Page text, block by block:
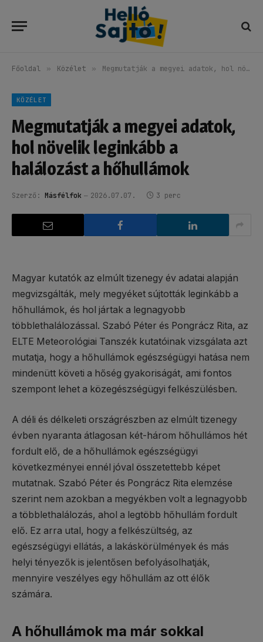
Főoldal » Közélet » Megmutatják a megyei adatok, hol növelik leginkább a halálozást a hőhullámok
KÖZÉLET
Megmutatják a megyei adatok,
hol növelik leginkább a
halálozást a hőhullámok
Szerző: Másfélfok 2026.07.07. 3 perc
Magyar kutatók az elmúlt tizenegy év adatai alapján
megvizsgálták, mely megyéket sújtották leginkább a
hőhullámok, és hol jártak a legnagyobb
többlethalálozással. Szabó Péter és Pongrácz Rita, az
ELTE Meteorológiai Tanszék kutatóinak vizsgálata azt
mutatja, hogy a hőhullámok egészségügyi hatása nem
mindenütt követi a hőség gyakoriságát, ami fontos
szempont lehet a közegészségügyi felkészülésben.
A déli és délkeleti országrészben az elmúlt tizenegy
évben nyaranta átlagosan két-három hőhullámos hét
fordult elő, de a hőhullámok egészségügyi
következményei ennél jóval összetettebb képet
mutatnak. Szabó Péter és Pongrácz Rita elemzése
szerint nem azokban a megyékben volt a legnagyobb
a többlethalálozás, ahol a legtöbb hőhullám fordult
elő. Ez arra utal, hogy a felkészültség, az
egészségügyi ellátás, a lakáskörülmények és más
helyi tényezők is jelentősen befolyásolhatják,
mennyire veszélyes egy hőhullám az ott élők
számára.
A hőhullámok ma már sokkal